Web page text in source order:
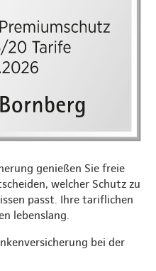
genießen Sie freie
welcher Schutz zu
passt. Ihre tariflichen
lebenslang.
bei der